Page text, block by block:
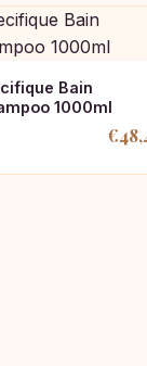
Bain
1000ml
€